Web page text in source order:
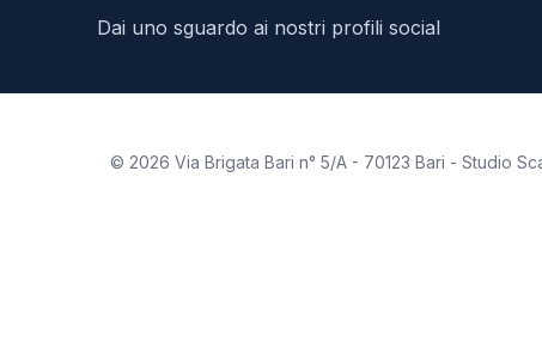
Dai uno sguardo ai nostri profili social
© 2026 Via Brigata Bari n° 5/A - 70123 Bari - Studio